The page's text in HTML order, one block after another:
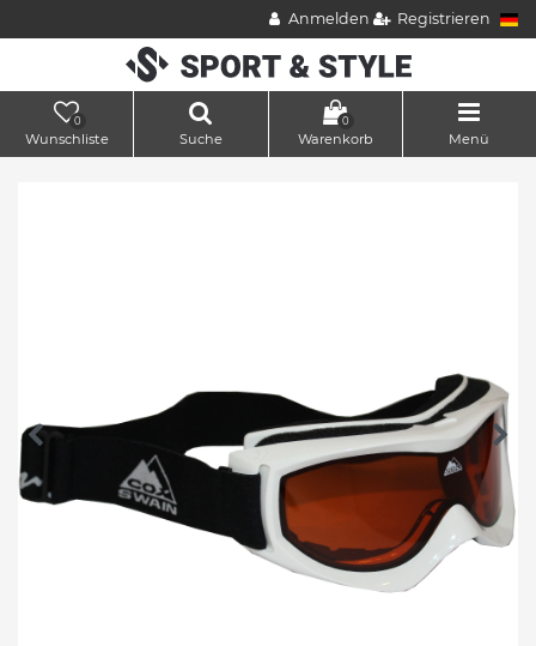
Anmelden Registrieren
0
Wunschliste Suche
0
Warenkorb Menü